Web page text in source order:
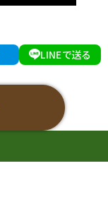
LINEで送る